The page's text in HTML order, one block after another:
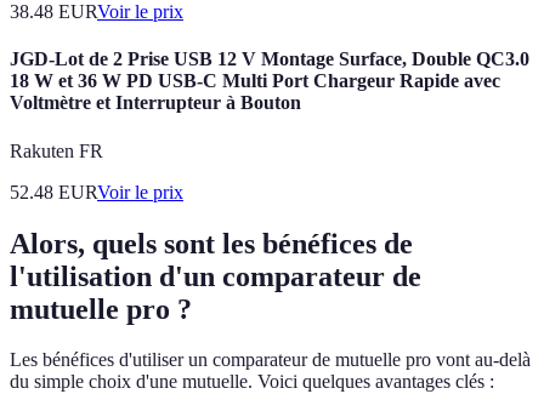
38.48 EURVoir le prix
JGD-Lot de 2 Prise USB 12 V Montage Surface, Double QC3.0
18 W et 36 W PD USB-C Multi Port Chargeur Rapide avec
Voltmètre et Interrupteur à Bouton
Rakuten FR
52.48 EURVoir le prix
Alors, quels sont les bénéfices de
l'utilisation d'un comparateur de
mutuelle pro ?
Les bénéfices d'utiliser un comparateur de mutuelle pro vont au-delà
du simple choix d'une mutuelle. Voici quelques avantages clés :